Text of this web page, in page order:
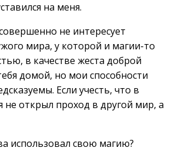
на меня.
не интересует
мира, у которой и магии-то
в качестве жеста доброй
домой, но мои способности
Если учесть, что в
открыл проход в другой мир, а
использовал свою магию?